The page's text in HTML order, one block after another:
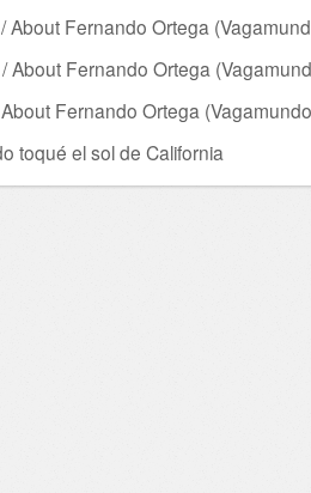
About Fernando Ortega
About Fernando Ortega
Fernando Ortega
toqué el sol de California